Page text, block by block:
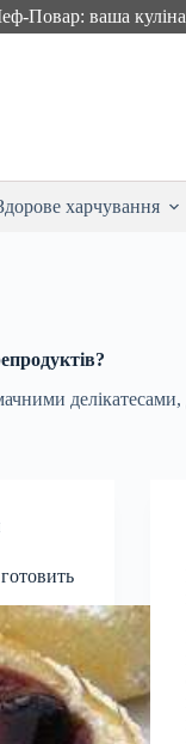
Повар: ваша
харчування